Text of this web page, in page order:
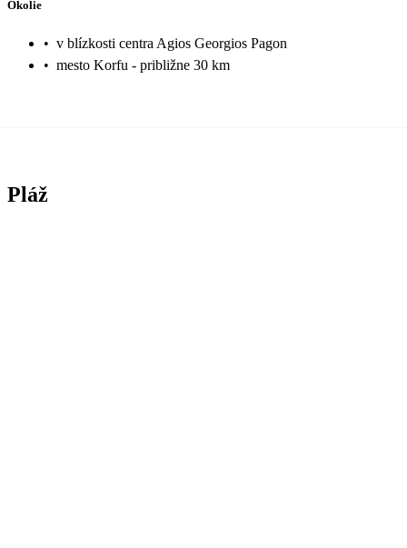
Okolie
• v blízkosti centra Agios Georgios Pagon
• mesto Korfu - približne 30 km
Pláž